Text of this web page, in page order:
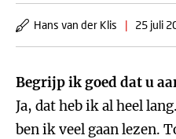
Hans van der Klis | 25 juli
Begrijp ik goed dat u
Ja, dat heb ik al heel
ben ik veel gaan lezen.